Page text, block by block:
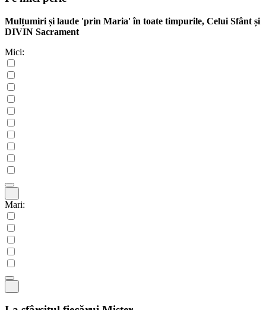
Mulțumiri și laude 'prin Maria' în toate timpurile, Celui Sfânt și
DIVIN Sacrament
Mici:
Mari: